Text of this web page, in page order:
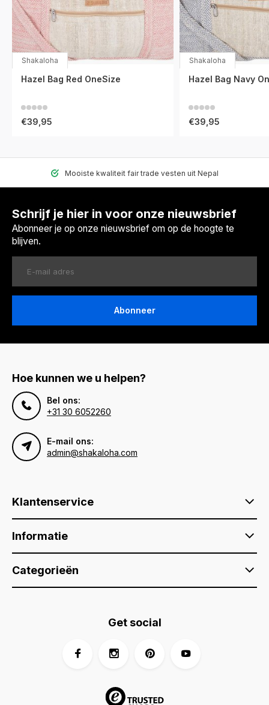
Shakaloha
Hazel Bag Red OneSize
€39,95
Shakaloha
Hazel Bag Navy
€39,95
Mooiste kwaliteit fair trade vesten uit Nepal
Schrijf je hier in voor onze nieuwsbrief
Abonneer je op onze nieuwsbrief om op de hoogte te
blijven.
Abonneer
Hoe kunnen we u helpen?
Bel ons:
+31 30 6052260
E-mail ons:
admin@shakaloha.com
Klantenservice
Informatie
Categorieën
Get social